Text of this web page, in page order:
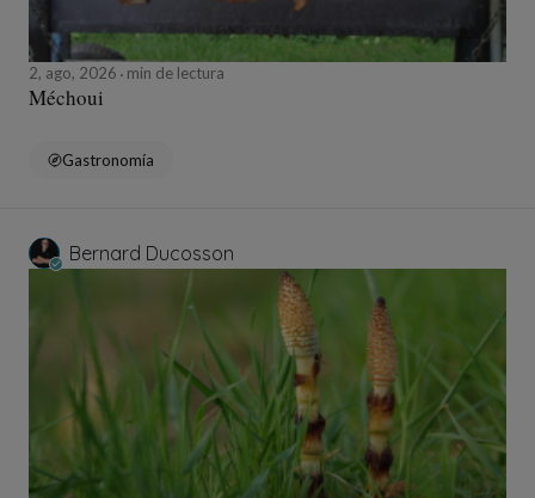
2, ago, 2026 min de lectura
Méchoui
Gastronomía
Bernard Ducosson